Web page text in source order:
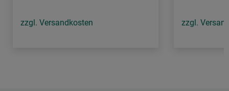
zzgl. Versandkosten zzgl.